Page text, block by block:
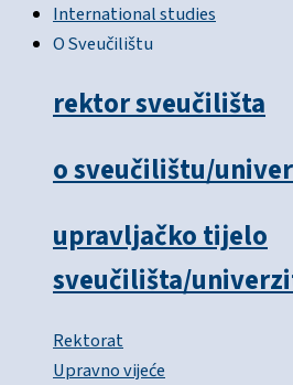
International studies
O Sveučilištu
rektor sveučilišta
o sveučilištu/
upravljačko tijelo
sveučilišta/
Rektorat
Upravno vijeće